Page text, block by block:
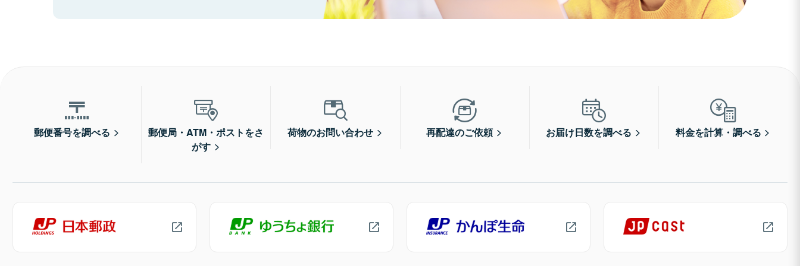
郵便番号を調べる
郵便局・ATM・ポストをさ
がす
荷物のお問い合わせ 再配達のご依頼 お届け日数を調べる 料金を計算・調べる